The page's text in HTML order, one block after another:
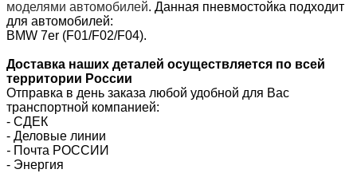
моделями автомобилей. Данная пневмостойка подходит
для автомобилей:
BMW 7er (F01/F02/F04).
Доставка наших деталей осуществляется по всей
территории России
Отправка в день заказа любой удобной для Вас
транспортной компанией:
- СДЕК
- Деловые линии
- Почта РОССИИ
- Энергия